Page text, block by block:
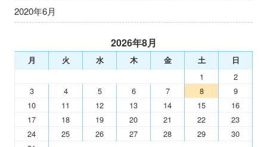
2020年6月
2026年8月
月 火 水 木 金 土 日
1
2
3
4 5 6 7 8
9
10
11 12 13 14 15
16
17
18 19 20 21 22
23
24
25 26 27 28 29
30